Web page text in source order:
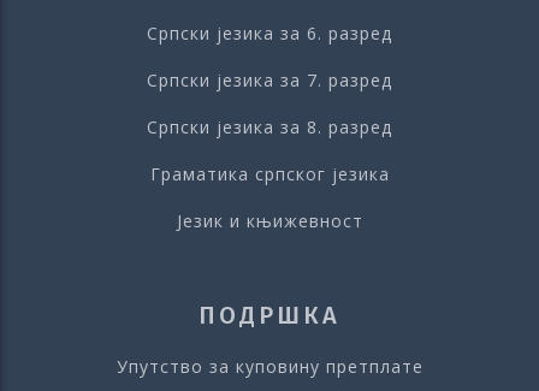
Српски језика за 6. разред
Српски језика за 7. разред
Српски језика за 8. разред
Граматика српског језика
Језик и књижевност
ПОДРШКА
Упутство за куповину претплате